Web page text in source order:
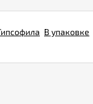
В упаковке